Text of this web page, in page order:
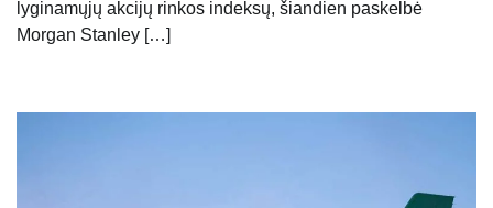
lyginamųjų akcijų rinkos indeksų, šiandien paskelbė
Morgan Stanley […]